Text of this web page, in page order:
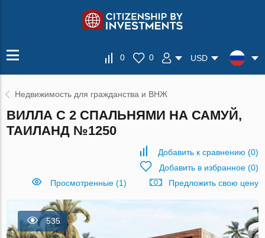
0 0 USD
Недвижимость для гражданства и ВНЖ
ВИЛЛА С 2 СПАЛЬНЯМИ НА САМУЙ,
ТАИЛАНД №1250
Добавить к сравнению (0)
Добавить в избранное(0)
Просмотренные (1)
Предложить свою цену
535